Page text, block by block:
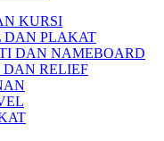
KURSI
DAN PLAKAT
DAN NAMEBOARD
DAN RELIEF